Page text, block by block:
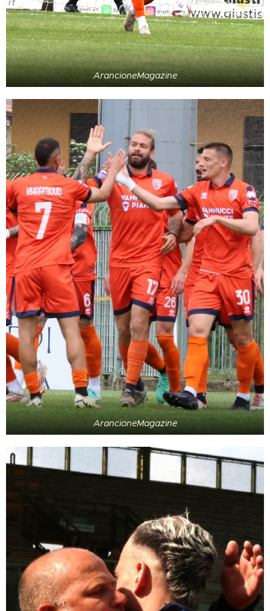
ArancioneMagazine
ArancioneMagazine